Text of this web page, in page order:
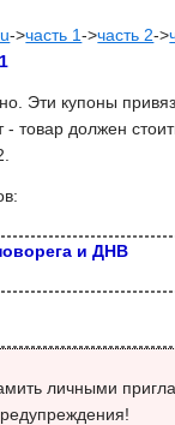
->часть 1->часть 2->
Эти купоны
- товар должен
и ДНВ
личными